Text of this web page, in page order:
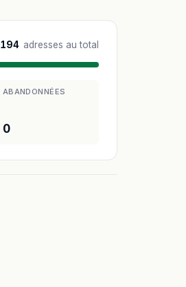
194 adresses au total
ABANDONNÉES
0